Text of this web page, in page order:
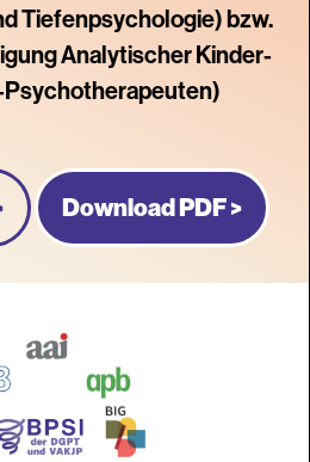
Tiefenpsychologie) bzw.
Analytischer Kinder-
Download PDF >